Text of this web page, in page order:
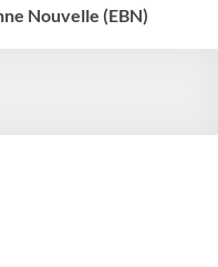
Nouvelle (EBN)